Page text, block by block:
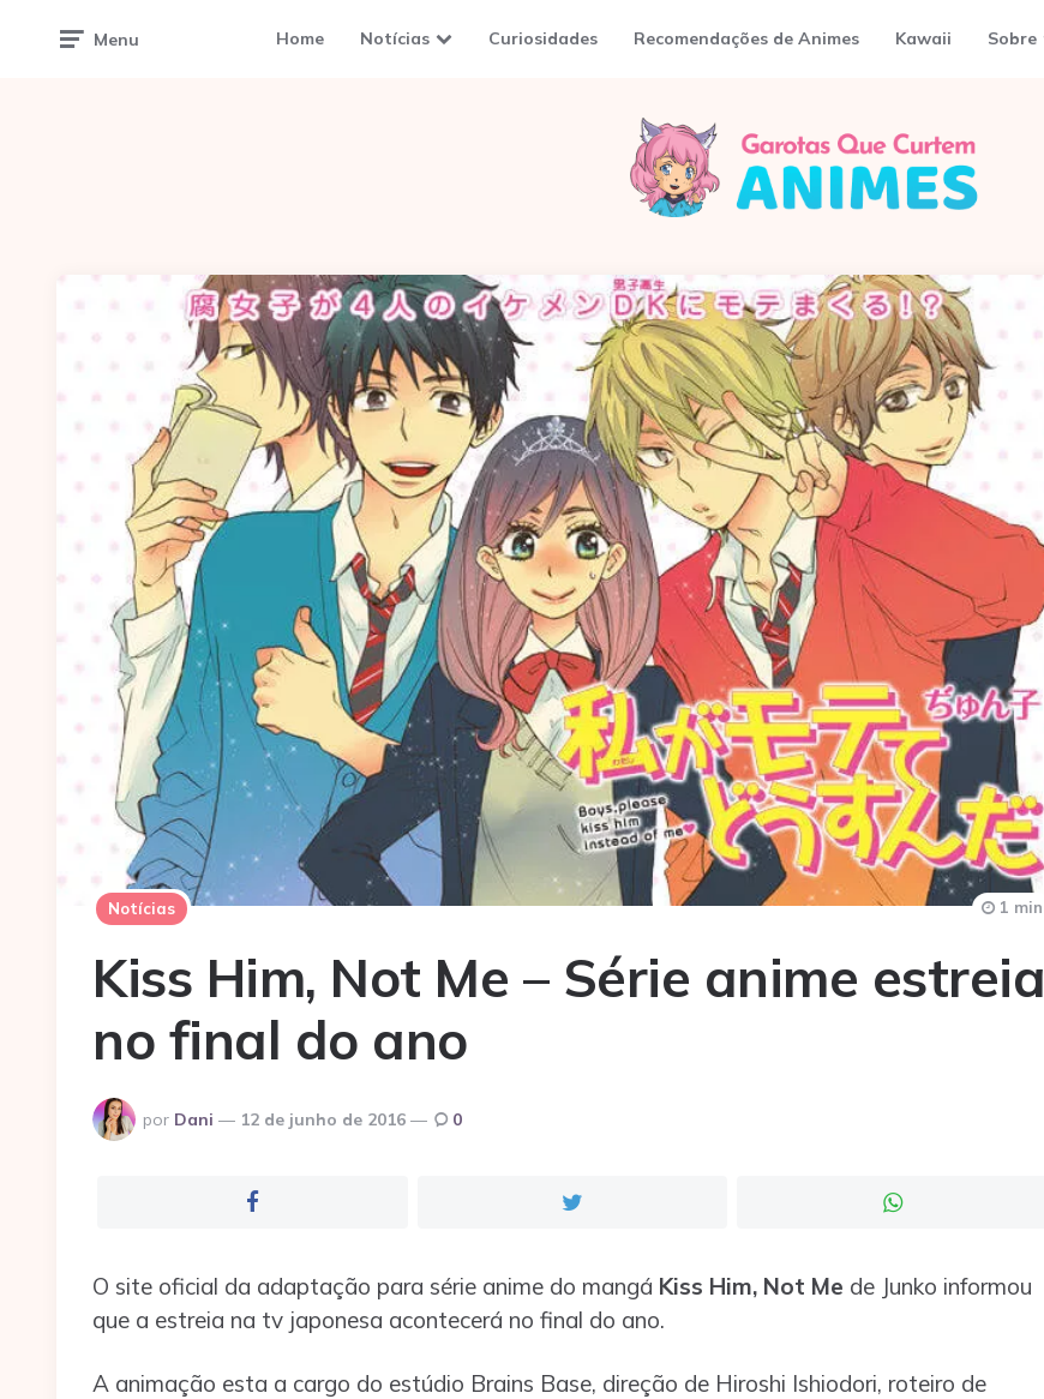
Menu Home Notícias Curiosidades Recomendações de Animes Kawaii Sobre
Notícias
Kiss Him, Not Me – Série anime estreia
no final do ano
Postado
por
por Dani 12 de junho de 2016 0
1 min
O site oficial da adaptação para série anime do mangá Kiss Him, Not Me de Junko informou
que a estreia na tv japonesa acontecerá no final do ano.
A animação esta a cargo do estúdio Brains Base, direção de Hiroshi Ishiodori, roteiro de